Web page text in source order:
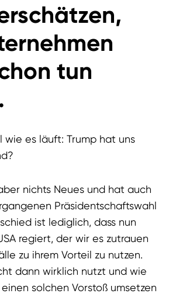
tun
wie es läuft: Trump hat uns
nichts Neues und hat auch
Präsidentschaftswahl
ist lediglich, dass nun
regiert, der wir es zutrauen
zu ihrem Vorteil zu nutzen.
dann wirklich nutzt und wie
solchen Vorstoß umsetzen